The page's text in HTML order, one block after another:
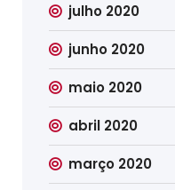
julho 2020
junho 2020
maio 2020
abril 2020
março 2020